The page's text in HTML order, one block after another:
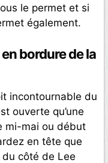
le permet et si
également.
bordure de la
incontournable du
ouverte qu’une
mi-mai ou début
en tête que
du côté de Lee